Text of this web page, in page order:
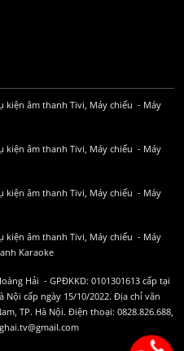
kiện âm thanh Tivi, Máy chiếu - Máy
kiện âm thanh Tivi, Máy chiếu - Máy
kiện âm thanh Tivi, Máy chiếu - Máy
kiện âm thanh Tivi, Máy chiếu - Máy
Karaoke
Hải - GPĐKKD: 0101301613 cấp tại
Nội cấp ngày 15/10/2022. Địa chỉ văn
TP. Hà Nội. Điện thoại: 0828.826.688,